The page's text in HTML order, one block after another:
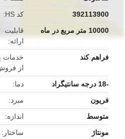
کد HS
392113900
قابلیت
ارائه
10000 متر مربع در ماه
از
فراهم کند
دما
-18 درجه سانتیگراد
مبرد
فریون
اندازه
متوسط
ساختار
مونتاژ